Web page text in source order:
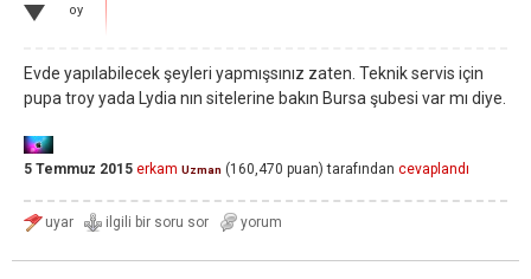
oy
Evde yapılabilecek şeyleri yapmışsınız zaten. Teknik servis için
pupa troy yada Lydia nın sitelerine bakın Bursa şubesi var mı diye.
5 Temmuz 2015 erkam Uzman (160,470 puan) tarafından cevaplandı